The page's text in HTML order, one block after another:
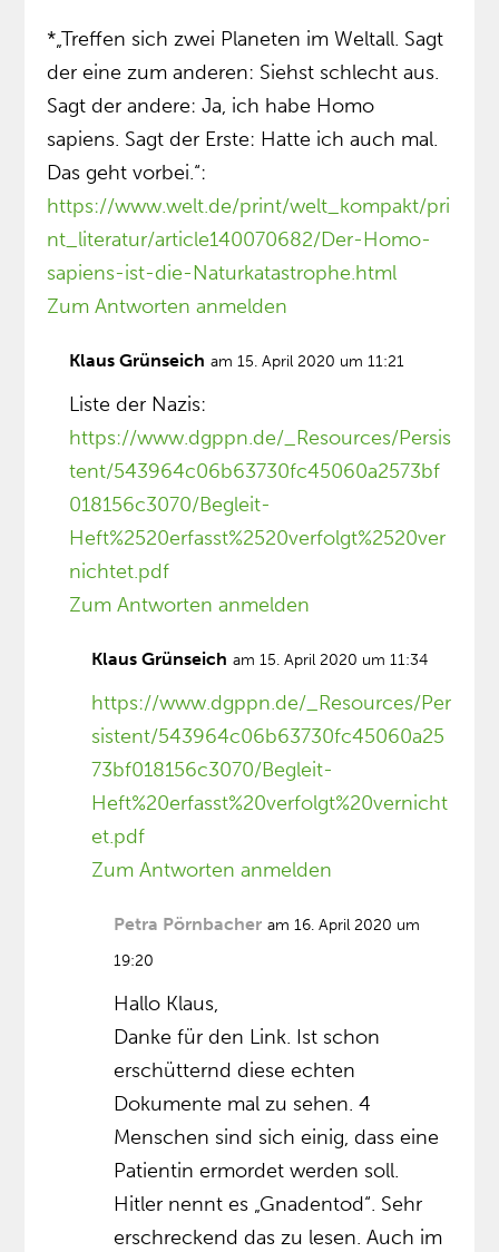
*„Treffen sich zwei Planeten im Weltall. Sagt
der eine zum anderen: Siehst schlecht aus.
Sagt der andere: Ja, ich habe Homo
sapiens. Sagt der Erste: Hatte ich auch mal.
Das geht vorbei.“:
https://www.welt.de/print/welt_kompakt/pri
nt_literatur/article140070682/Der-Homo-
sapiens-ist-die-Naturkatastrophe.html
Zum Antworten anmelden
Klaus Grünseich am 15. April 2020 um 11:21
Liste der Nazis:
https://www.dgppn.de/_Resources/Persis
tent/543964c06b63730fc45060a2573bf
018156c3070/Begleit-
Heft%2520erfasst%2520verfolgt%2520ver
nichtet.pdf
Zum Antworten anmelden
Klaus Grünseich am 15. April 2020 um 11:34
https://www.dgppn.de/_Resources/Per
sistent/543964c06b63730fc45060a25
73bf018156c3070/Begleit-
Heft%20erfasst%20verfolgt%20vernicht
et.pdf
Zum Antworten anmelden
Petra Pörnbacher am 16. April 2020 um
19:20
Hallo Klaus,
Danke für den Link. Ist schon
erschütternd diese echten
Dokumente mal zu sehen. 4
Menschen sind sich einig, dass eine
Patientin ermordet werden soll.
Hitler nennt es „Gnadentod“. Sehr
erschreckend das zu lesen. Auch im